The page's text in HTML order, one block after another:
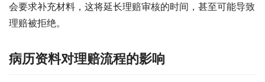
会要求补充材料，这将延长理赔审核的时间，甚至可能导致
理赔被拒绝。
病历资料对理赔流程的影响